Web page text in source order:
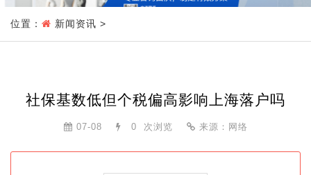
位置： 新闻资讯 >
社保基数低但个税偏高影响上海落户吗
07-08 0 次浏览 来源：网络